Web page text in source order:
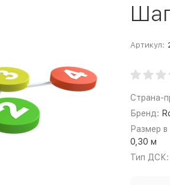
Артикул:
Страна-
Бренд:
Размер
0,30 м
Тип ДСК: